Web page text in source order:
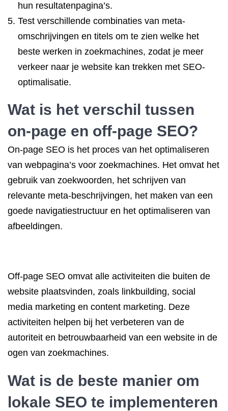
hun resultatenpagina’s.
Test verschillende combinaties van meta-
omschrijvingen en titels om te zien welke het
beste werken in zoekmachines, zodat je meer
verkeer naar je website kan trekken met SEO-
optimalisatie.
Wat is het verschil tussen
on-page en off-page SEO?
On-page SEO is het proces van het optimaliseren
van webpagina’s voor zoekmachines. Het omvat het
gebruik van zoekwoorden, het schrijven van
relevante meta-beschrijvingen, het maken van een
goede navigatiestructuur en het optimaliseren van
afbeeldingen.
Off-page SEO omvat alle activiteiten die buiten de
website plaatsvinden, zoals linkbuilding, social
media marketing en content marketing. Deze
activiteiten helpen bij het verbeteren van de
autoriteit en betrouwbaarheid van een website in de
ogen van zoekmachines.
Wat is de beste manier om
lokale SEO te implementeren